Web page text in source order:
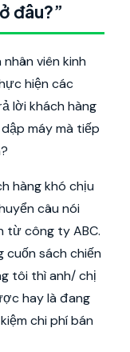
đâu?”
viên kinh
hiện các
lời khách hàng
máy mà tiếp
hàng khó chịu
câu nói
từ công ty ABC.
cuốn sách chiến
tôi thì anh/ chị
hay là đang
chi phí bán